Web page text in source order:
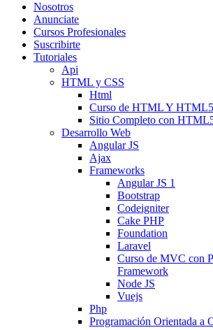
Nosotros
Anunciate
Cursos Profesionales
Suscribirte
Tutoriales
Api
HTML y CSS
Html
Curso de HTML Y HTML5
Sitio Completo con
Desarrollo Web
Angular JS
Ajax
Frameworks
Angular JS 1
Bootstrap
Codeigniter
Cake PHP
Foundation
Laravel
Curso de MVC con
Framework
Node JS
Vuejs
Php
Programación Orientada a